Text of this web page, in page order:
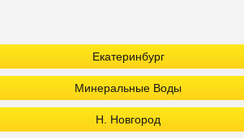
Екатеринбург
Минеральные Воды
Н. Новгород